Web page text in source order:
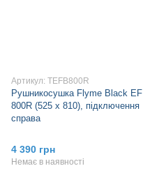
Артикул: TEFB800R
Рушникосушка Flyme Black EF
800R (525 х 810), підключення
справа
4 390 грн
Немає в наявності